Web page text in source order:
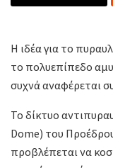
Η ιδέα για το
το πολυεπίπεδο
συχνά αναφέρεται
Το δίκτυο
Dome) του
προβλέπεται να